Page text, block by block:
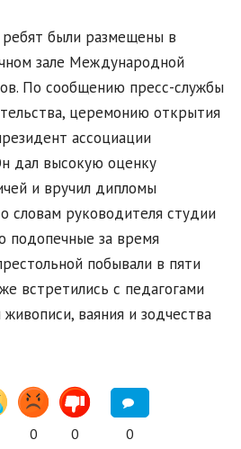
были размещены в
зале Международной
По сообщению пресс-службы
церемонию открытия
ассоциации
дал высокую оценку
и вручил дипломы
словам руководителя студии
подопечные за время
побывали в пяти
встретились с педагогами
ваяния и зодчества
0 0 0